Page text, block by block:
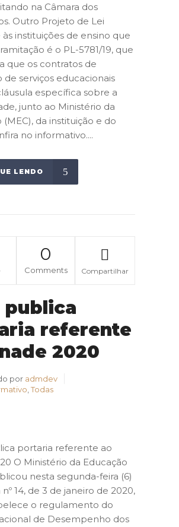
na Câmara dos
Outro Projeto de Lei
instituições de ensino que
é o PL-5781/19, que
que os contratos de
de serviços educacionais
específica sobre a
junto ao Ministério da
(MEC), da instituição e do
no informativo....
LENDO
0
Comments Compartilhar
publica
referente
2020
por admdev
,Todas
portaria referente ao
O Ministério da Educação
nesta segunda-feira (6)
14, de 3 de janeiro de 2020,
o regulamento do
de Desempenho dos